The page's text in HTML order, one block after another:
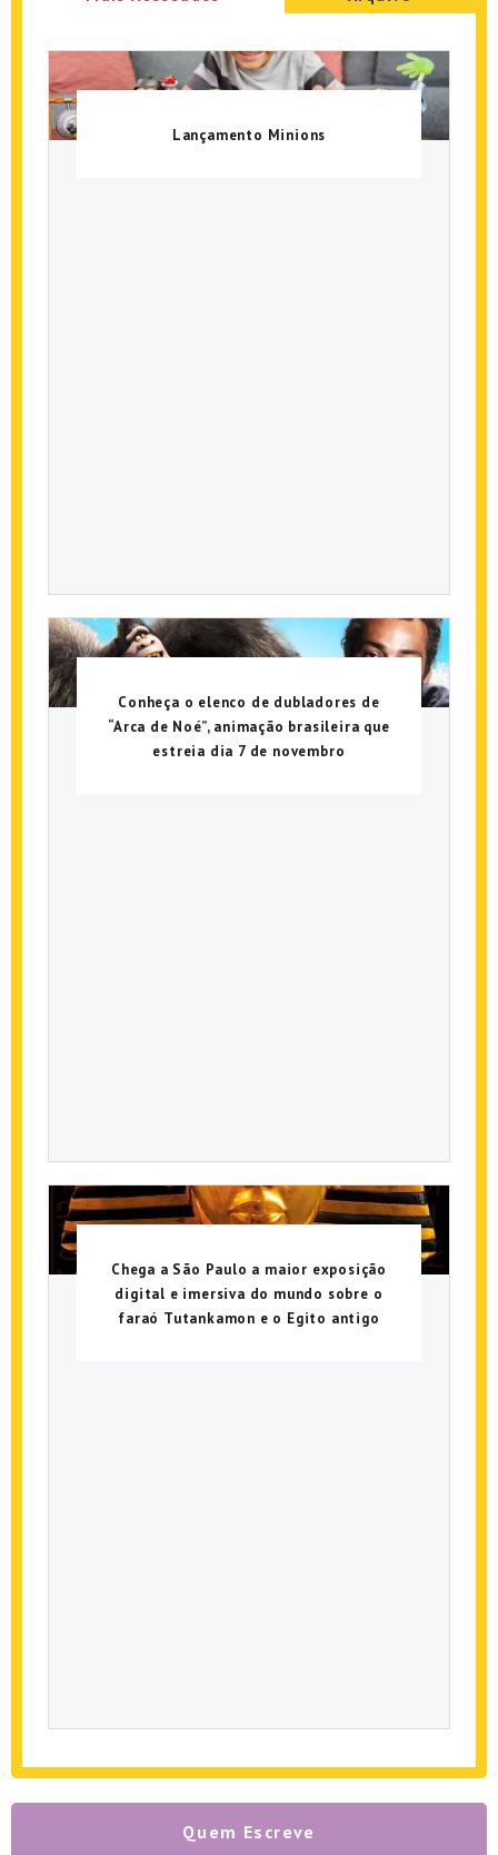
Lançamento Minions
Conheça o elenco de dubladores de
“Arca de Noé”, animação brasileira que
estreia dia 7 de novembro
Chega a São Paulo a maior exposição
digital e imersiva do mundo sobre o
faraó Tutankamon e o Egito antigo
Quem Escreve